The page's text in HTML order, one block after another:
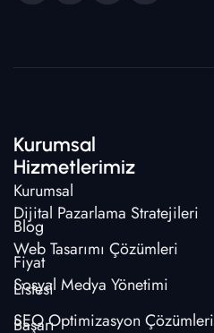
Kurumsal
Kurumsal
Blog
Fiyat
Listesi
Başarı
Hizmetlerimiz
Dijital Pazarlama Stratejileri
Web Tasarımı Çözümleri
Sosyal Medya Yönetimi
SEO Optimizasyon Çözümleri